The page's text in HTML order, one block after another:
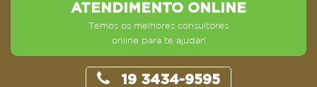
ATENDIMENTO ONLINE
Temos os melhores consultores
online para te ajudar!
19 3434-9595